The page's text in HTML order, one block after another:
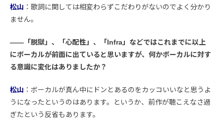
松山 ：歌詞に関しては相変わらずこだわりがないのでよく分かり
ません。
――「脱獄」、「心配性」、「Infra」などではこれまでに以上
にボーカルが前面に出ていると思いますが、何かボーカルに対す
る意識に変化はありましたか？
松山 ：ボーカルが真ん中にドンとあるのをカッコいいなと思うよ
うになったというのはあります。というか、前作が聴こえなさ過
ぎたという反省もあります。